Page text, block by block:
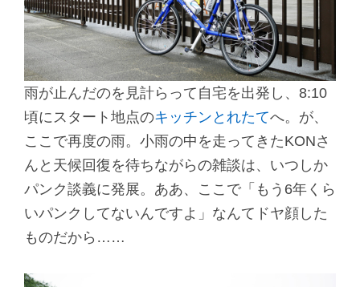
雨が止んだのを見計らって自宅を出発し、8:10
頃にスタート地点のキッチンとれたてへ。が、
ここで再度の雨。小雨の中を走ってきたKONさ
んと天候回復を待ちながらの雑談は、いつしか
パンク談義に発展。ああ、ここで「もう6年くら
いパンクしてないんですよ」なんてドヤ顔した
ものだから……